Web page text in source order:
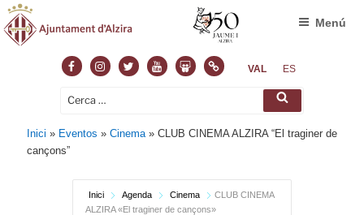
FacebookInstagram
TwitterYoutubeSlideshare
NormasVAL ES
Cerca: Cerca
Menú
Inici » Eventos »Cinema »CLUB CINEMA ALZIRA “El traginer de
cançons”
Inici Agenda Cinema
CLUB CINEMA
ALZIRA «El traginer de cançons»